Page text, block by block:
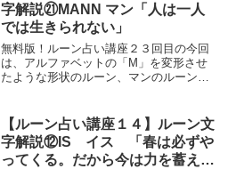
字解説㉑MANN マン「人は一人
では生きられない」
無料版！ルーン占い講座２３回目の今回
は、アルファベットの「M」を変形させ
たような形状のルーン、マンのルーンに
【ルーン占い講座１４】ルーン文
字解説⑫IS イス 「春は必ずや
ってくる。だから今は力を蓄え